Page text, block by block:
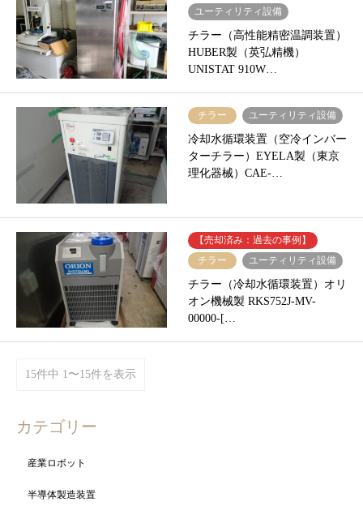
ユーティリティ設備
チラー（高性能精密温調装置）
HUBER製（英弘精機）
UNISTAT 910W…
チラー ユーティリティ設備
冷却水循環装置（空冷インバー
ターチラー）EYELA製（東京
理化器械）CAE-…
【売却済み：過去の事例】
チラー
ユーティリティ設備
チラー（冷却水循環装置）オリ
オン機械製 RKS752J-MV-
00000-[…
15件中 1〜15件を表示
カテゴリー
産業ロボット
半導体製造装置